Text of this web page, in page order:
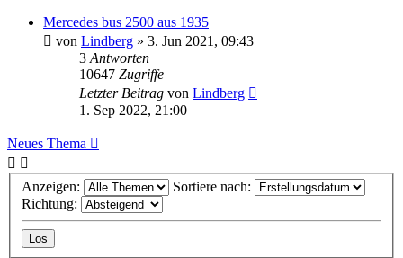
Mercedes bus 2500 aus 1935
von Lindberg » 3. Jun 2021, 09:43
3 Antworten
10647 Zugriffe
Letzter Beitrag von Lindberg
1. Sep 2022, 21:00
Neues Thema
Anzeigen:
Sortiere nach:
Richtung: